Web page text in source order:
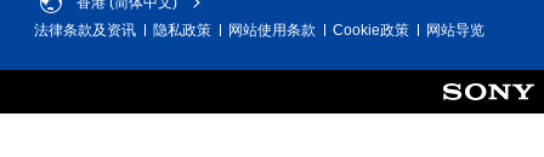
法律条款及资讯
隐私政策 网站使用条款 Cookie政策 网站导览